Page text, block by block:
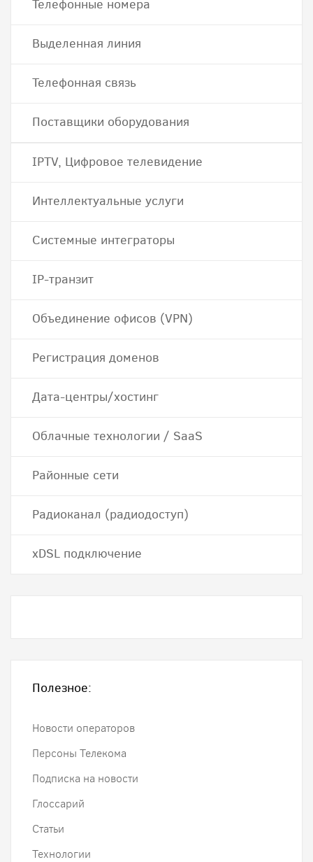
Телефонные номера
Выделенная линия
Телефонная связь
Поставщики оборудования
IPTV, Цифровое телевидение
Интеллектуальные услуги
Системные интеграторы
IP-транзит
Объединение офисов (VPN)
Регистрация доменов
Дата-центры/хостинг
Облачные технологии / SaaS
Районные сети
Радиоканал (радиодоступ)
хDSL подключение
Полезное:
Новости операторов
Персоны Телекома
Подписка на новости
Глоссарий
Статьи
Технологии